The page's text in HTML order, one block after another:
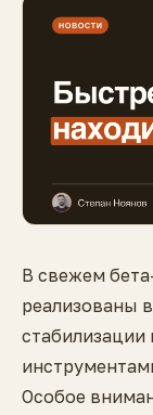
В свежем
реализованы
стабилизации
Особое